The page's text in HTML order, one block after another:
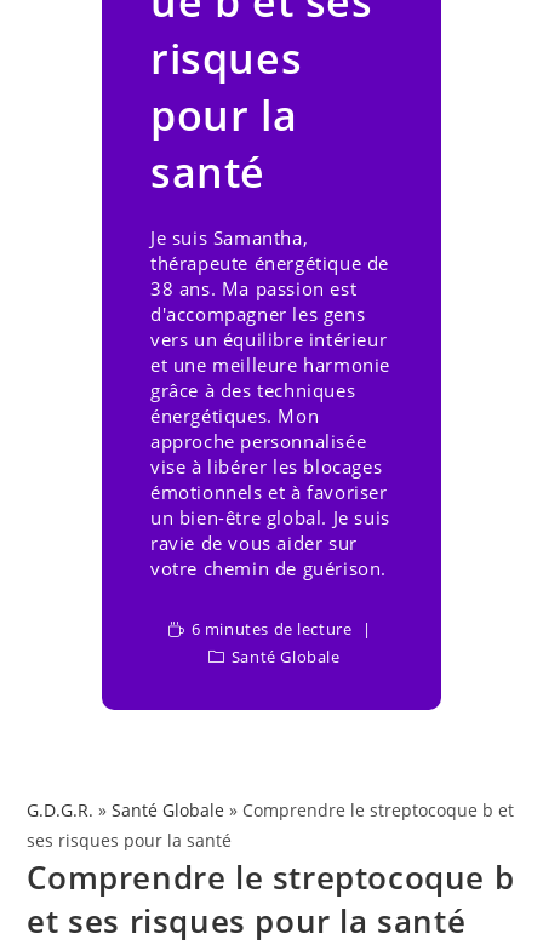
risques
pour la
santé
Je suis Samantha,
thérapeute énergétique de
38 ans. Ma passion est
d'accompagner les gens
vers un équilibre intérieur
et une meilleure harmonie
grâce à des techniques
énergétiques. Mon
approche personnalisée
vise à libérer les blocages
émotionnels et à favoriser
un bien-être global. Je suis
ravie de vous aider sur
votre chemin de guérison.
6 minutes de lecture
Santé Globale
G.D.G.R. »Santé Globale » Comprendre le streptocoque b et
ses risques pour la santé
Comprendre le streptocoque b
et ses risques pour la santé